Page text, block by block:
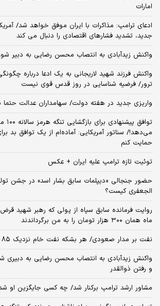
امارات
ادعای ترامپ: مذاکرات با ایران موفق خواهد شد/
جدید، تشدید فشارهای اقتصادی را دنبال می کند
واکنش زیدآبادی به انتصاب محسن رضایی به دبیر
واکنش فرزند شهید لاریجانی به یک ادعا درباره
ترور/ فرضیه شناسایی در روز قدس قوی نیست
واریزی جدید در هفته دولت/ سهامداران عدالت حتما
می‌دهد!/ سناتور آمریکایی: آماده‌ام از یک توافق بد
حمایت کنم
توئیت تازه ترامپ علیه ایران + عکس
حضور جنجالی «دیپلمات سابق بشار اسد» در جشن
الجعفری کیست؟
روایت فرمانده سابق سپاه از پولی که رهبر شهید
ماه همان ۳۰۰ هزار تومان را به من برگرداندند
نفت بر مدار صعودی/ هر بشکه نفت خام نزدیک ۸۵ دلار شد
واکنش زیدآبادی به انتصاب محسن رضایی به دبیری
و رفتن ذوالقدر
مشاور ارشد ترامپ برکنار شد/ چه کسی جایگزین او